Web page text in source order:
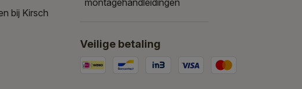
bij Kirsch
Veilige betaling